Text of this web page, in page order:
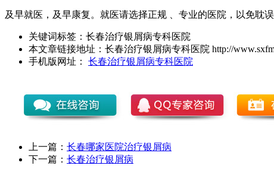
及早就医，及早康复。就医请选择正规 、专业的医院，以免耽
关键词标签： 长春治疗银屑病专科医院
本文章链接地址： 长春治疗银屑病专科医院 http://
手机版网址：
长春治疗银屑病专科医院
上一篇： 长春哪家医院治疗银屑病
下一篇： 长春治疗银屑病